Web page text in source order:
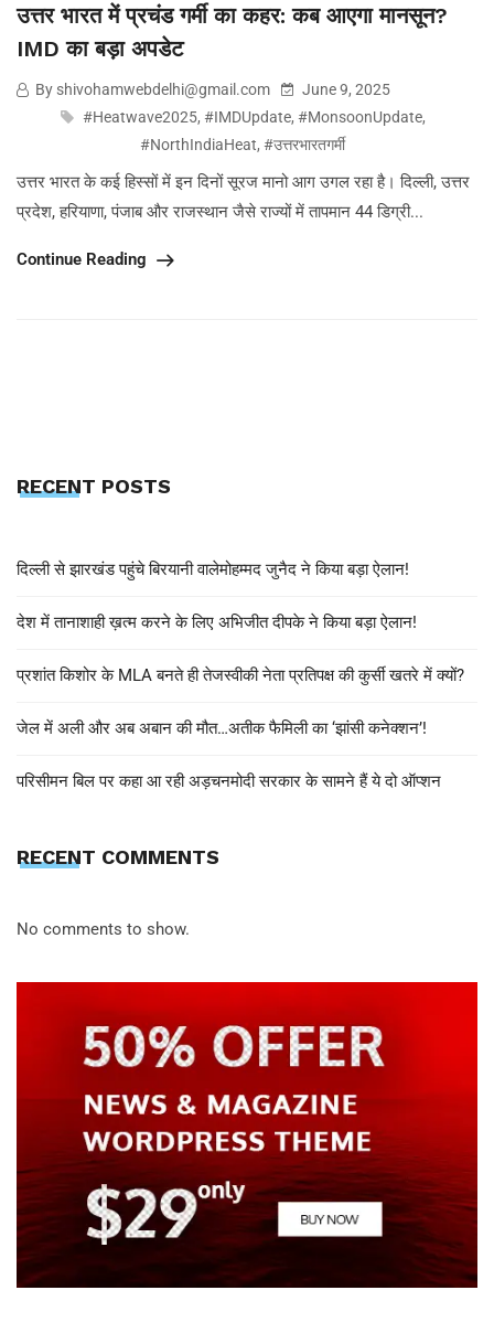
उत्तर भारत में प्रचंड गर्मी का कहर: कब आएगा मानसून?
IMD का बड़ा अपडेट
By shivohamwebdelhi@gmail.com
June 9, 2025
#Heatwave2025, #IMDUpdate, #MonsoonUpdate,
#NorthIndiaHeat, #उत्तरभारतगर्मी
उत्तर भारत के कई हिस्सों में इन दिनों सूरज मानो आग उगल रहा है। दिल्ली, उत्तर
प्रदेश, हरियाणा, पंजाब और राजस्थान जैसे राज्यों में तापमान 44 डिग्री...
Continue Reading
RECENT POSTS
दिल्ली से झारखंड पहुंचे बिरयानी वालेमोहम्मद जुनैद ने किया बड़ा ऐलान!
देश में तानाशाही ख़त्म करने के लिए अभिजीत दीपके ने किया बड़ा ऐलान!
प्रशांत किशोर के MLA बनते ही तेजस्वीकी नेता प्रतिपक्ष की कुर्सी खतरे में क्यों?
जेल में अली और अब अबान की मौत…अतीक फैमिली का ‘झांसी कनेक्शन’!
परिसीमन बिल पर कहा आ रही अड़चनमोदी सरकार के सामने हैं ये दो ऑप्शन
RECENT COMMENTS
No comments to show.